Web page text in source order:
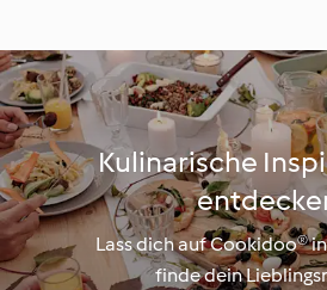
Kulinarische
Lass dich auf Cookidoo®
finde dein